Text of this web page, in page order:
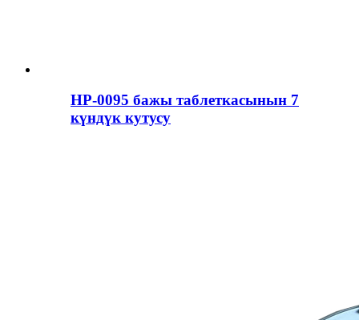
HP-0095 бажы таблеткасынын 7
күндүк кутусу